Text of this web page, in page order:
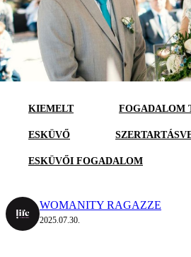
KIEMELT FOGADALOM
ESKÜVŐ
ESKÜVŐI FOGADALOM
WOMANITY RAGAZZE
2025.07.30.